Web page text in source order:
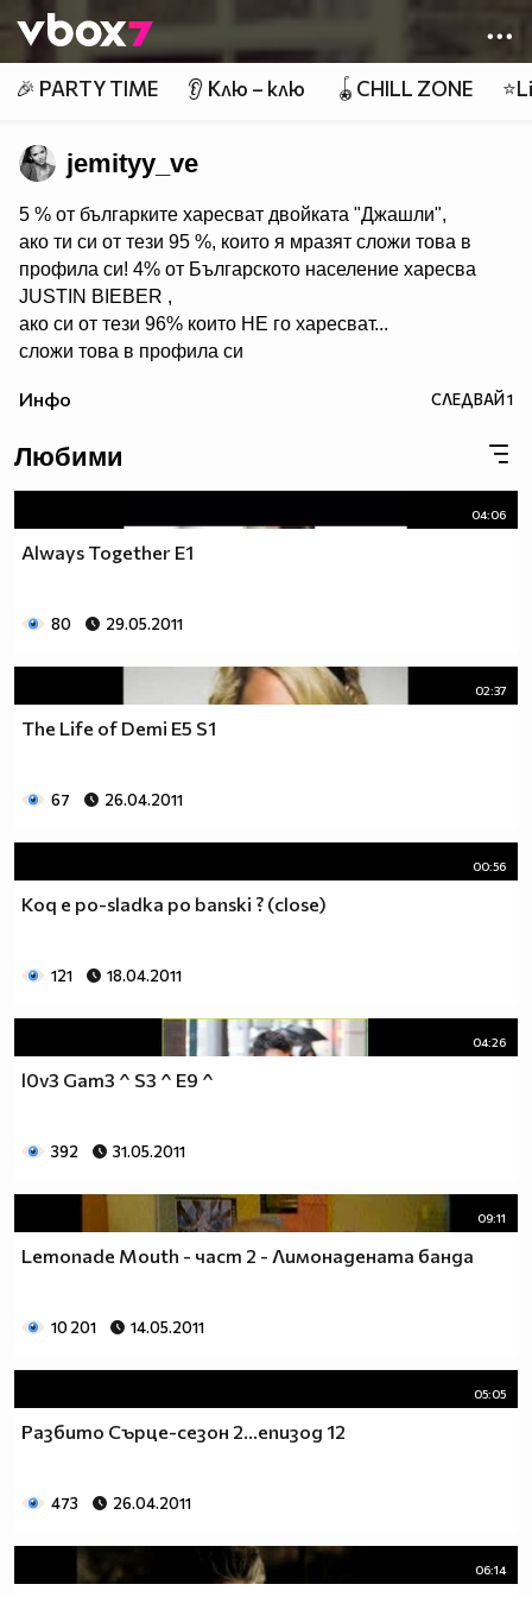
👾
🎉 PARTY TIME 👂 Клю – клю 🪀CHILL ZONE
jemityy_ve
5 % от българките харесват двойката "Джашли",
ако ти си от тези 95 %, които я мразят сложи това в
профила си! 4% от Българското население харесва
JUSTIN BIEBER ,
ако си от тези 96% които НЕ го харесват...
сложи това в профила си
Мy idols: Demi Lovato ♥ Jonas Brothers ♥ Selena Gomez
♥♥♥♥ღღღ♥ღღღ♥♥♥♥копирай
♥♥♥ღღღ♥♥♥ღღღ♥♥♥това
♥♥♥ღღღ♥♥♥ღღღ♥♥♥подкрепяш
♥♥♥♥ღღღ♥ღღღ♥♥♥♥Ник Джонас
♥♥♥♥♥♥ღღღღ♥♥♥♥♥борба
♥♥♥♥ღღღ♥♥ღღღ♥♥♥диабета
_____$$____$$$$___$$$_________$$$_____
____$$ ____$$_____$$$$___$$$_________$$$_____
Инфо СЛЕДВАЙ1
Любими
04:06
Always Together E1
80 29.05.2011
02:37
The Life of Demi E5 S1
67 26.04.2011
00:56
Koq e po-sladka po banski ? (close)
121 18.04.2011
04:26
l0v3 Gam3 ^ S3 ^ E9 ^
392 31.05.2011
09:11
Lemonade Mouth - част 2 - Лимонадената банда
10 201 14.05.2011
05:05
Разбито Сърце-сезон 2...епизод 12
473 26.04.2011
06:14